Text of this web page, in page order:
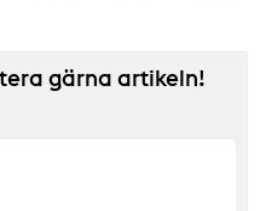
gärna artikeln!